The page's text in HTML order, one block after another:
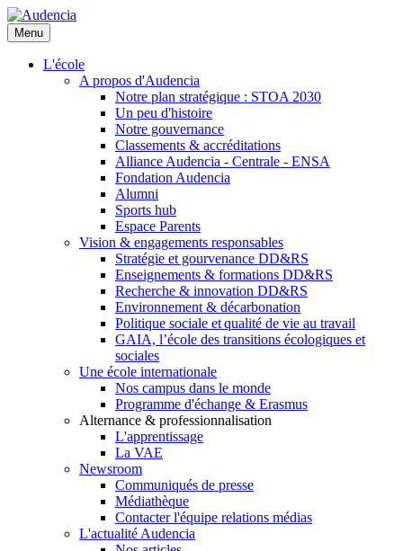
Aller
au
contenu
principal
Menu
L'école
A propos d'Audencia
Notre plan stratégique : STOA 2030
Un peu d'histoire
Notre gouvernance
Classements & accréditations
Alliance Audencia - Centrale - ENSA
Fondation Audencia
Alumni
Sports hub
Espace Parents
Vision & engagements responsables
Stratégie et gourvenance DD&RS
Enseignements & formations DD&RS
Recherche & innovation DD&RS
Environnement & décarbonation
Politique sociale et qualité de vie au travail
GAIA, l’école des transitions écologiques et
sociales
Une école internationale
Nos campus dans le monde
Programme d'échange & Erasmus
Alternance & professionnalisation
L'apprentissage
La VAE
Newsroom
Communiqués de presse
Médiathèque
Contacter l'équipe relations médias
L'actualité Audencia